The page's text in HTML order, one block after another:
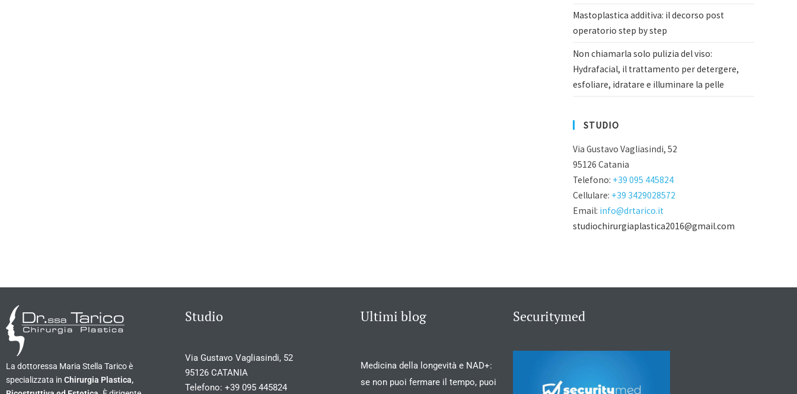
Mastoplastica additiva: il decorso post
operatorio step by step
Non chiamarla solo pulizia del viso:
Hydrafacial, il trattamento per detergere,
esfoliare, idratare e illuminare la pelle
STUDIO
Via Gustavo Vagliasindi, 52
95126 Catania
Telefono: +39 095 445824
Cellulare: +39 3429028572
Email: info@drtarico.it
studiochirurgiaplastica2016@gmail.com
La dottoressa Maria Stella Tarico è
specializzata in Chirurgia Plastica,
Studio
Via Gustavo Vagliasindi, 52
95126 CATANIA
Telefono:+39 095 445824
Ultimi blog
Medicina della longevità e NAD+:
se non puoi fermare il tempo, puoi
Securitymed